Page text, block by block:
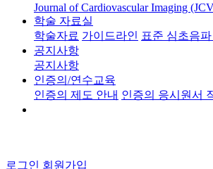
Journal of Cardiovascular Imaging
학술 자료실
학술자료 가이드라인 표준 심초음
공지사항
공지사항
인증의/연수교육
인증의 제도 안내 인증의 응시원서
로그인 회원가입